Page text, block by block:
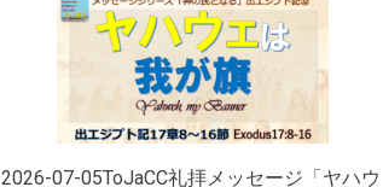
2026-07-05ToJaCC礼拝メッセージ「ヤハウ